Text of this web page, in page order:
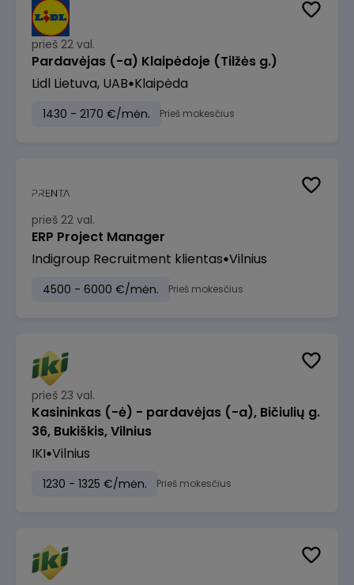
prieš 22 val.
Pardavėjas (-a) Klaipėdoje (Tilžės g.)
Lidl Lietuva, UAB Klaipėda
1430 - 2170 €/mėn. Prieš mokesčius
prieš 22 val.
ERP Project Manager
Indigroup Recruitment klientas Vilnius
4500 - 6000 €/mėn. Prieš mokesčius
prieš 23 val.
Kasininkas (-ė) - pardavėjas (-a), Bičiulių g.
36, Bukiškis, Vilnius
IKI Vilnius
1230 - 1325 €/mėn. Prieš mokesčius